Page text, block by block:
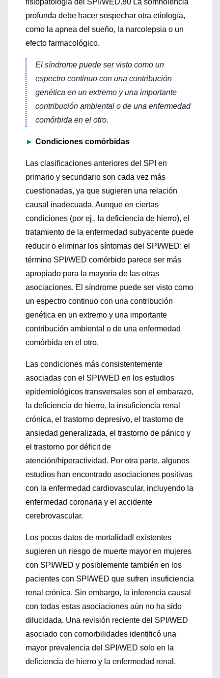
fisiopatología del SPI/WED.80 La somnolencia
profunda debe hacer sospechar otra etiología,
como la apnea del sueño, la narcolepsia o un
efecto farmacológico.
El síndrome puede ser visto como un
espectro continuo con una contribución
genética en un extremo y una importante
contribución ambiental o de una enfermedad
comórbida en el otro.
► Condiciones comórbidas
Las clasificaciones anteriores del SPI en
primario y secundario son cada vez más
cuestionadas, ya que sugieren una relación
causal inadecuada. Aunque en ciertas
condiciones (por ej., la deficiencia de hierro), el
tratamiento de la enfermedad subyacente puede
reducir o eliminar los síntomas del SPI/WED: el
término SPI/WED comórbido parece ser más
apropiado para la mayoría de las otras
asociaciones. El síndrome puede ser visto como
un espectro continuo con una contribución
genética en un extremo y una importante
contribución ambiental o de una enfermedad
comórbida en el otro.
Las condiciones más consistentemente
asociadas con el SPI/WED en los estudios
epidemiológicos transversales son el embarazo,
la deficiencia de hierro, la insuficiencia renal
crónica, el trastorno depresivo, el trastorno de
ansiedad generalizada, el trastorno de pánico y
el trastorno por déficit de
atención/hiperactividad. Por otra parte, algunos
estudios han encontrado asociaciones positivas
con la enfermedad cardiovascular, incluyendo la
enfermedad coronaria y el accidente
cerebrovascular.
Los pocos datos de mortalidadl existentes
sugieren un riesgo de muerte mayor en mujeres
con SPI/WED y posiblemente también en los
pacientes con SPI/WED que sufren insuficiencia
renal crónica. Sin embargo, la inferencia causal
con todas estas asociaciones aún no ha sido
dilucidada. Una revisión reciente del SPI/WED
asociado con comorbilidades identificó una
mayor prevalencia del SPI/WED solo en la
deficiencia de hierro y la enfermedad renal.